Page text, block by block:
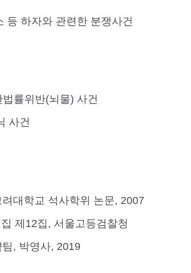
등 하자와 관련한 분쟁사건
률위반(뇌물) 사건
사건
대학교 석사학위 논문, 2007
제12집, 서울고등검찰청
, 박영사, 2019